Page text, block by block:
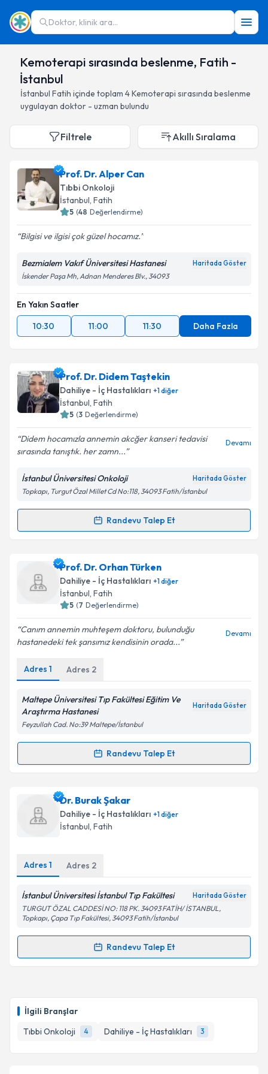
Doktor, klinik ara...
Kemoterapi sırasında beslenme, Fatih -
İstanbul
İstanbul Fatih içinde toplam 4Kemoterapi sırasında beslenme
uygulayan doktor - uzman bulundu
İlgili Branşlar
Tıbbi Onkoloji
4 Dahiliye - İç Hastalıkları 3
Filtrele Akıllı Sıralama
Prof. Dr. Alper Can
Tıbbi Onkoloji
İstanbul, Fatih
5 (48 Değerlendirme)
Bilgisi ve ilgisi çok güzel hocamız.
Bezmialem Vakıf Üniversitesi Hastanesi Haritada Göster
İskender Paşa Mh, Adnan Menderes Blv., 34093
En Yakın Saatler
10:30
11:00 11:30 Daha Fazla
Prof. Dr. Didem Taştekin
Dahiliye - İç Hastalıkları +1diğer
İstanbul, Fatih
5 (3 Değerlendirme)
Didem hocamızla annemin akcğer kanseri tedavisi
sırasında tanıştık. her zamn...
Devamı
İstanbul Üniversitesi Onkoloji Haritada Göster
Topkapı, Turgut Özal Millet Cd No:118, 34093 Fatih/İstanbul
Randevu Talep Et
Randevu Takvimi Talebi
Prof. Dr. Didem Taştekiniçin randevu takvimi talebi
oluşturun. Size bu uzmandan randevu almanız için bir
takvim hazırlandığında e-posta ile bilgilendireceğiz.
Kişisel verilerimin işlenmesine ilişkin
Metni'ni okudum ve kişisel verilerimin belirtilen
kapsamda işlenmesini kabul ediyorum.
Prof. Dr. Orhan Türken
Dahiliye - İç Hastalıkları +1diğer
İstanbul, Fatih
5 (7 Değerlendirme)
Canım annemin muhteşem doktoru, bulunduğu
hastanedeki tek şansımız kendisinin orada...
Devamı
Adres 1 Adres 2
Maltepe Üniversitesi Tıp Fakültesi Eğitim Ve
Araştırma Hastanesi
Haritada Göster
Feyzullah Cad. No:39 Maltepe/İstanbul
Randevu Talep Et
Randevu Takvimi Talebi
Prof. Dr. Orhan Türken
oluşturun. Size bu uzmandan randevu almanız için bir
takvim hazırlandığında e-posta ile bilgilendireceğiz.
Kişisel verilerimin işlenmesine ilişkinAydınlatma
Metni'ni okudum ve kişisel verilerimin belirtilen
Dr. Burak Şakar
Dahiliye - İç Hastalıkları +1diğer
İstanbul, Fatih
Adres 1 Adres 2
İstanbul Üniversitesi İstanbul Tıp Fakültesi Haritada Göster
TURGUT ÖZAL CADDESİ NO: 118 PK. 34093 FATİH/ İSTANBUL,
Topkapı, Çapa Tıp Fakültesi, 34093 Fatih/İstanbul
Randevu Talep Et
Randevu Takvimi Talebi
hazırlandığında e-posta ile bilgilendireceğiz.
E-posta Adresiniz